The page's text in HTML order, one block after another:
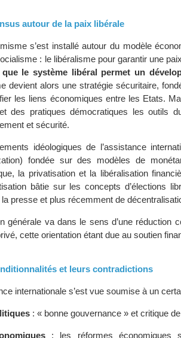
autour de la paix libérale
s’est installé autour du modèle
: le libéralisme pour garantir une
le système libéral permet un
devient alors une stratégie sécuritaire,
les liens économiques entre les Etats.
des pratiques démocratiques les outils
et sécurité.
idéologiques de l’assistance
fondée sur des modèles de
la privatisation et la libéralisation
bâtie sur les concepts d’élections
la presse et plus récemment de
générale va dans le sens d’une réduction
cette orientation étant due au soutien
et leurs contradictions
internationale s’est vue soumise à un
: « bonne gouvernance » et critique
: les réformes économiques